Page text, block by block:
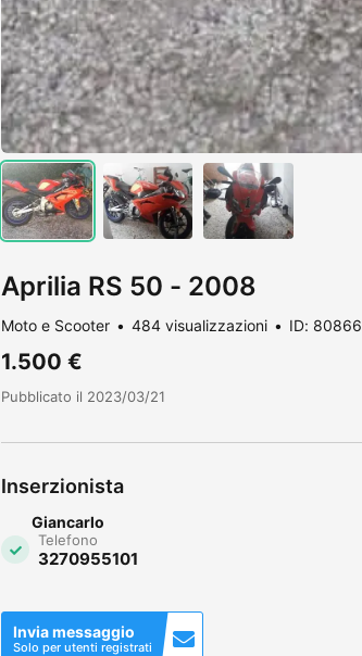
Aprilia RS 50 - 2008
Moto e Scooter 484 visualizzazioni ID: 80866
1.500 €
Pubblicato il 2023/03/21
Inserzionista
Giancarlo
Telefono
3270955101
Invia messaggio
Solo per utenti registrati